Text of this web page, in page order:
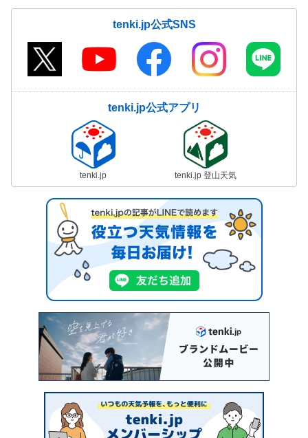
tenki.jp公式SNS
tenki.jp公式アプリ
tenki.jp tenki.jp 登山天気